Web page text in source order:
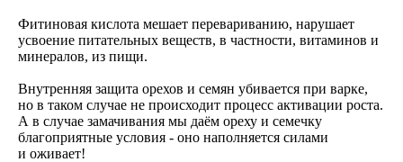
Фитиновая кислота мешает перевариванию, нарушает
усвоение питательных веществ, в частности, витаминов и
минералов, из пищи.
Внутренняя защита орехов и семян убивается при варке,
но в таком случае не происходит процесс активации роста.
А в случае замачивания мы даём ореху и семечку
благоприятные условия - оно наполняется силами
и оживает!